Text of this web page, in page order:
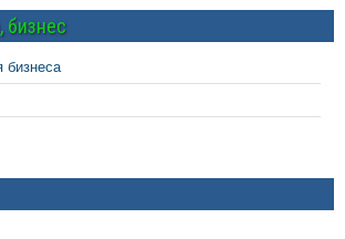
бизнес
бизнеса